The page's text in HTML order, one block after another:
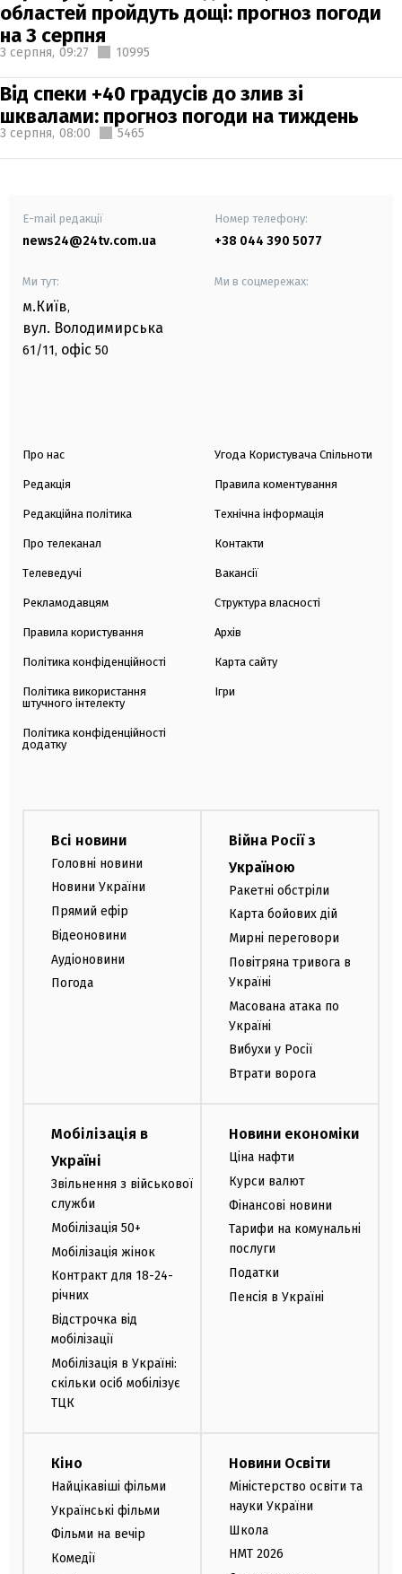
областей пройдуть дощі: прогноз погоди
на 3 серпня
3 серпня, 09:27 10995
Від спеки +40 градусів до злив зі
шквалами: прогноз погоди на тиждень
3 серпня, 08:00 5465
E-mail редакції
news24@24tv.com.ua
Номер телефону:
+38 044 390 5077
Ми тут:
м.Київ,
вул. Володимирська
61/11, офіс 50
Ми в соцмережах:
Про нас
Редакція
Редакційна політика
Про телеканал
Телеведучі
Рекламодавцям
Правила користування
Політика конфіденційності
Політика використання
штучного інтелекту
Політика конфіденційності
додатку
Угода Користувача Спільноти
Правила коментування
Технічна інформація
Контакти
Вакансії
Структура власності
Архів
Карта сайту
Ігри
Всі новини
Головні новини
Новини України
Прямий ефір
Відеоновини
Аудіоновини
Погода
Війна Росії з
Україною
Ракетні обстріли
Карта бойових дій
Мирні переговори
Повітряна тривога в
Україні
Масована атака по
Україні
Вибухи у Росії
Втрати ворога
Мобілізація в
Україні
Звільнення з військової
служби
Мобілізація 50+
Мобілізація жінок
Контракт для 18-24-
річних
Відстрочка від
мобілізації
Мобілізація в Україні:
скільки осіб мобілізує
ТЦК
Новини економіки
Ціна нафти
Курси валют
Фінансові новини
Тарифи на комунальні
послуги
Податки
Пенсія в Україні
Кіно
Найцікавіші фільми
Українські фільми
Фільми на вечір
Комедії
Новини Освіти
Міністерство освіти та
науки України
Школа
НМТ 2026